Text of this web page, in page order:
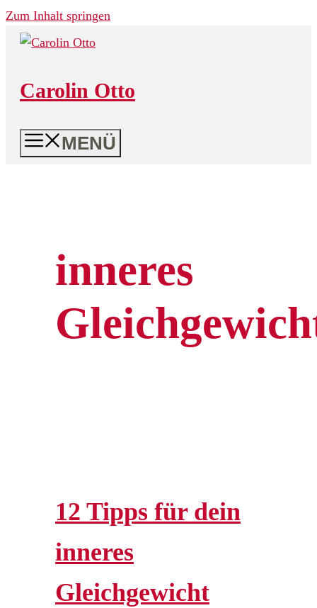
Zum Inhalt springen
Carolin Otto
MENÜ
inneres
12 Tipps für dein
inneres
Gleichgewicht